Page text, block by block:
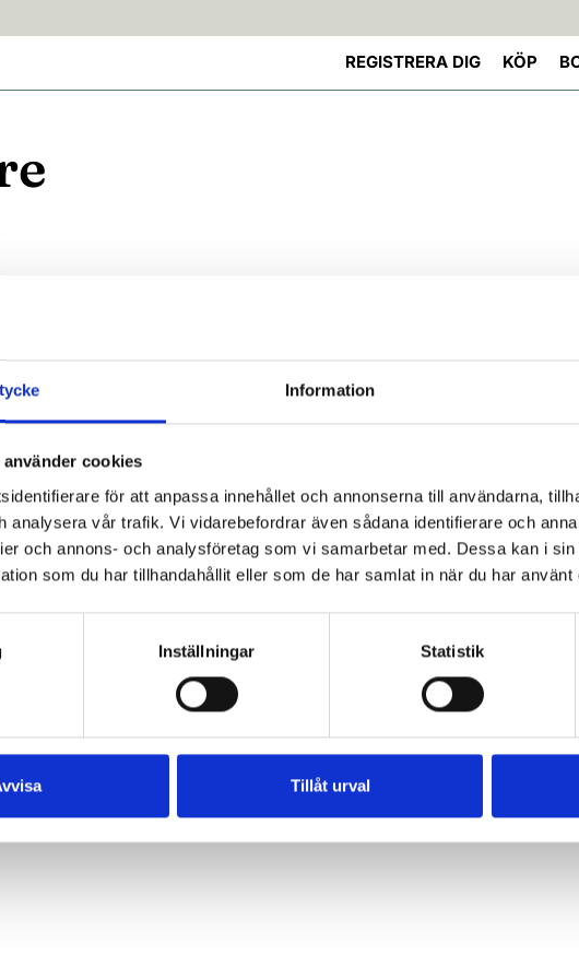
Information
cookies
för att anpassa innehållet och annonserna till användarna,
analysera vår trafik. Vi vidarebefordrar även sådana identifierare och
och annons- och analysföretag som vi samarbetar med. Dessa kan i
som du har tillhandahållit eller som de har samlat in när du har använt
Inställningar Statistik
Tillåt urval
REGISTRERA DIG KÖP
Gympowered byWiseNetwork